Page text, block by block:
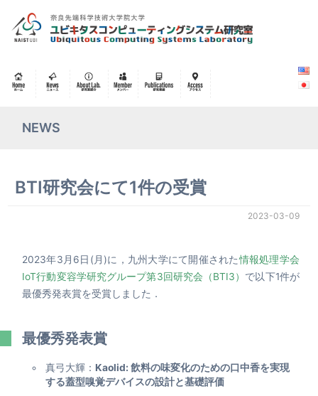
NEWS
BTI研究会にて1件の受賞
2023-03-09
2023年3月6日(月)に，九州大学にて開催された情報処理学会
IoT行動変容学研究グループ第3回研究会（BTI3） で以下1件が
最優秀発表賞を受賞しました．
最優秀発表賞
真弓大輝： Kaolid: 飲料の味変化のための口中香を実現
する蓋型嗅覚デバイスの設計と基礎評価